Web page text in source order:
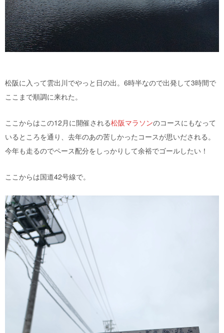
松阪に入って雲出川でやっと日の出。6時半なので出発して3時間で
ここまで順調に来れた。
ここからはこの12月に開催される松阪マラソンのコースにもなって
いるところを通り、去年のあの苦しかったコースが思いだされる。
今年も走るのでペース配分をしっかりして余裕でゴールしたい！
ここからは国道42号線で。